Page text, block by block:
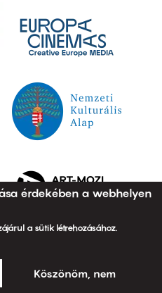
érdekében a webhelyen
a sütik létrehozásához.
Köszönöm, nem